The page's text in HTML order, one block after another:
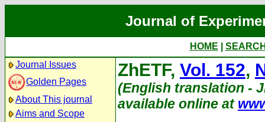
Journal of
HOME
Journal Issues
Golden Pages
About This journal
Aims and Scope
ZhETF, Vol. 152,
(English translation -
available online at